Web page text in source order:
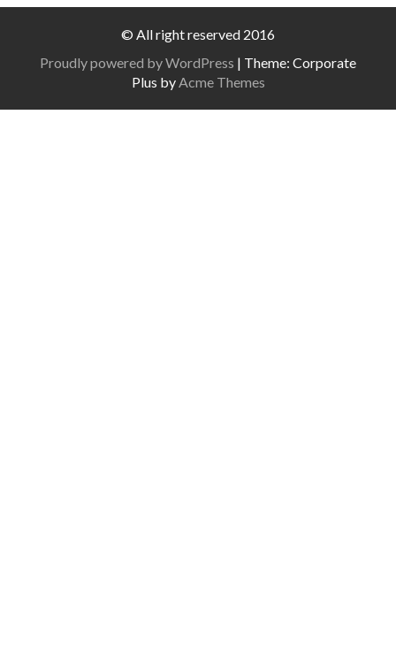
© All right reserved 2016
Proudly powered by WordPress | Theme: Corporate
Plus byAcme Themes